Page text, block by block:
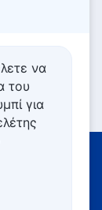
να
του
για